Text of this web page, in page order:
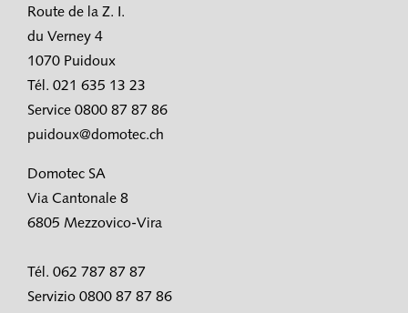
Route de la Z. I.
du Verney 4
1070 Puidoux
Tél. 021 635 13 23
Service 0800 87 87 86
puidoux@domotec.ch
Domotec SA
Via Cantonale 8
6805 Mezzovico-Vira
Tél. 062 787 87 87
Servizio 0800 87 87 86